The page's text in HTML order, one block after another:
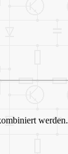
werden.